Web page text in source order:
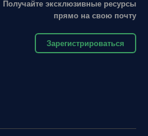
Получайте эксклюзивные ресурсы
прямо на свою почту
Зарегистрироваться